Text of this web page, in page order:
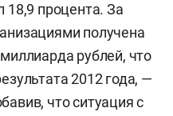
18,9 процента. За
получена
рублей, что
2012 года, —
что ситуация с